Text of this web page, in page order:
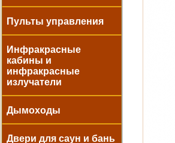
Пульты управления
Инфракрасные
кабины и
инфракрасные
излучатели
Дымоходы
Двери для саун и бань